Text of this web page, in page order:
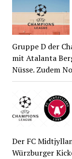
Gruppe D der
mit Atalanta
Nüsse. Zudem
Der FC
Würzburger